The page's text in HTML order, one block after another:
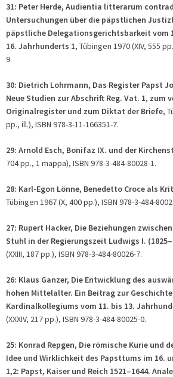
31: Peter Herde, Audientia litterarum
Untersuchungen über die päpstlichen
päpstliche Delegationsgerichtsbarkeit vom
16. Jahrhunderts 1, Tübingen 1970 (XIV, 555
9.
30: Dietrich Lohrmann, Das Register Papst
Neue Studien zur Abschrift Reg. Vat. 1, zum
Originalregister und zum Diktat der Briefe,
pp., ill.), ISBN 978-3-11-166351-7.
29: Arnold Esch, Bonifaz IX. und der
704 pp., 1 mappa), ISBN 978-3-484-80028-1.
28: Karl-Egon Lönne, Benedetto Croce als
Tübingen 1967 (X, 400 pp.), ISBN 978-3-484-
27: Rupert Hacker, Die Beziehungen
Stuhl in der Regierungszeit Ludwigs I.
(XXIII, 187 pp.), ISBN 978-3-484-80026-7.
26: Klaus Ganzer, Die Entwicklung des
hohen Mittelalter. Ein Beitrag zur Geschichte
Kardinalkollegiums vom 11. bis 13.
(XXXIV, 217 pp.), ISBN 978-3-484-80025-0.
25: Konrad Repgen, Die römische Kurie und
Idee und Wirklichkeit des Papsttums im 16.
1,2: Papst, Kaiser und Reich 1521–1644.